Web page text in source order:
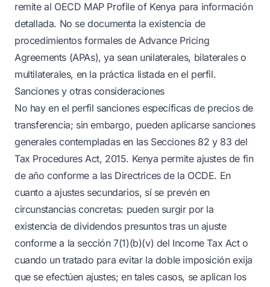
remite al OECD MAP Profile of Kenya para información
detallada. No se documenta la existencia de
procedimientos formales de Advance Pricing
Agreements (APAs), ya sean unilaterales, bilaterales o
multilaterales, en la práctica listada en el perfil.
Sanciones y otras consideraciones
No hay en el perfil sanciones específicas de precios de
transferencia; sin embargo, pueden aplicarse sanciones
generales contempladas en las Secciones 82 y 83 del
Tax Procedures Act, 2015. Kenya permite ajustes de fin
de año conforme a las Directrices de la OCDE. En
cuanto a ajustes secundarios, sí se prevén en
circunstancias concretas: pueden surgir por la
existencia de dividendos presuntos tras un ajuste
conforme a la sección 7(1)(b)(v) del Income Tax Act o
cuando un tratado para evitar la doble imposición exija
que se efectúen ajustes; en tales casos, se aplican los